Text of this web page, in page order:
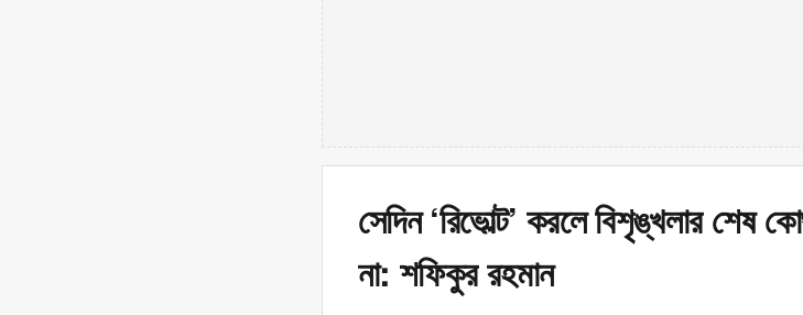
সেদিন ‘রিভোল্ট’ করলে বিশৃঙ্খলার শেষ
না: শফিকুর রহমান